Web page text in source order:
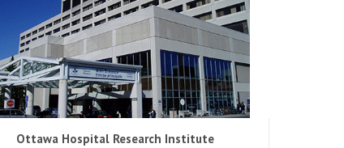
Ottawa Hospital Research Institute